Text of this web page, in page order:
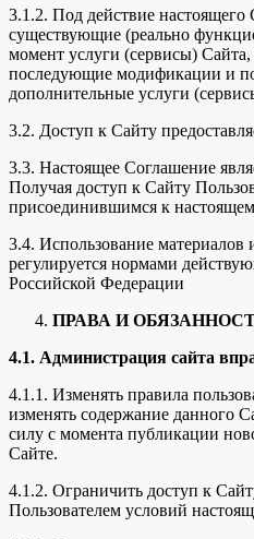
3.1.2. Под действие
существующие (реально
момент услуги (сервисы)
последующие модификации и
дополнительные услуги
3.2. Доступ к Сайту
3.3. Настоящее Соглашение
Получая доступ к Сайту
присоединившимся к
3.4. Использование материалов
регулируется нормами
Российской Федерации
ПРАВА И
4.1. Администрация сайта
4.1.1. Изменять правила
изменять содержание данного
силу с момента публикации
Сайте.
4.1.2. Ограничить доступ к
Пользователем условий